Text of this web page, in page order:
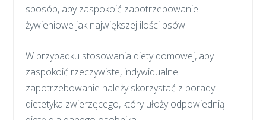
sposób, aby zaspokoić zapotrzebowanie
żywieniowe jak największej ilości psów.
W przypadku stosowania diety domowej, aby
zaspokoić rzeczywiste, indywidualne
zapotrzebowanie należy skorzystać z porady
dietetyka zwierzęcego, który ułoży odpowiednią